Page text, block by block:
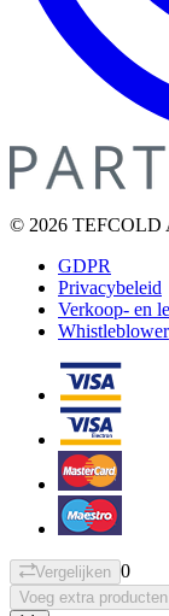
© 2026 TEFCOLD
GDPR
Privacybeleid
Verkoop- en
Whistleblower
Vergelijken 0
Voeg extra